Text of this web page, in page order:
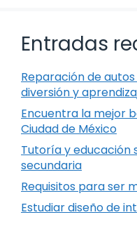
Entradas
Reparación de
diversión y
Encuentra la mejor
Ciudad de México
Tutoría y educación
secundaria
Requisitos para ser
Estudiar diseño de